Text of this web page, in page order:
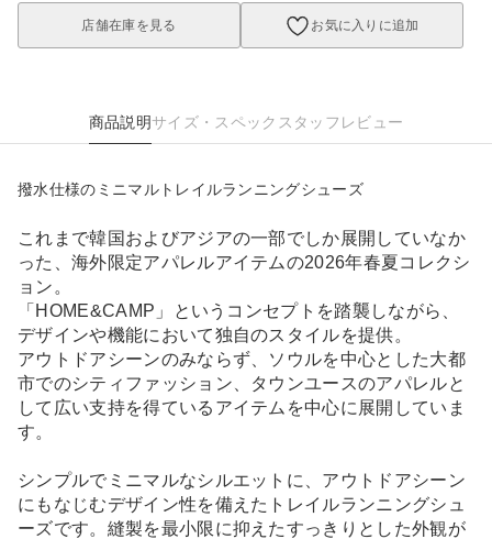
店舗在庫を見る お気に入りに追加
商品説明サイズ・スペック スタッフレビュー
撥水仕様のミニマルトレイルランニングシューズ
これまで韓国およびアジアの一部でしか展開していなか
った、海外限定アパレルアイテムの2026年春夏コレクシ
ョン。
「HOME&CAMP」というコンセプトを踏襲しながら、
デザインや機能において独自のスタイルを提供。
アウトドアシーンのみならず、ソウルを中心とした大都
市でのシティファッション、タウンユースのアパレルと
して広い支持を得ているアイテムを中心に展開していま
す。
シンプルでミニマルなシルエットに、アウトドアシーン
にもなじむデザイン性を備えたトレイルランニングシュ
ーズです。縫製を最小限に抑えたすっきりとした外観が